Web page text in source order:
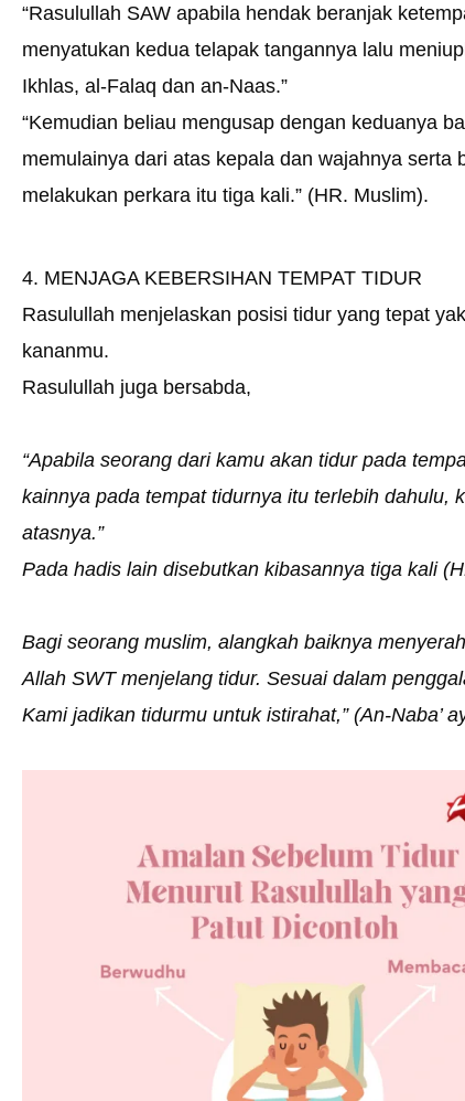
“Rasulullah SAW apabila hendak beranjak
menyatukan kedua telapak tangannya lalu
Ikhlas, al-Falaq dan an-Naas.”
“Kemudian beliau mengusap dengan keduanya
memulainya dari atas kepala dan wajahnya serta
melakukan perkara itu tiga kali.” (HR. Muslim).
4. MENJAGA KEBERSIHAN TEMPAT TIDUR
Rasulullah menjelaskan posisi tidur yang tepat
kananmu.
Rasulullah juga bersabda,
“Apabila seorang dari kamu akan tidur pada
kainnya pada tempat tidurnya itu terlebih dahulu,
atasnya.”
Pada hadis lain disebutkan kibasannya tiga kali
Bagi seorang muslim, alangkah baiknya
Allah SWT menjelang tidur. Sesuai dalam
Kami jadikan tidurmu untuk istirahat,” (An-Naba’